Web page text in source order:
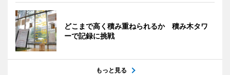
どこまで高く積み重ねられるか 積み木タワ
ーで記録に挑戦
もっと見る